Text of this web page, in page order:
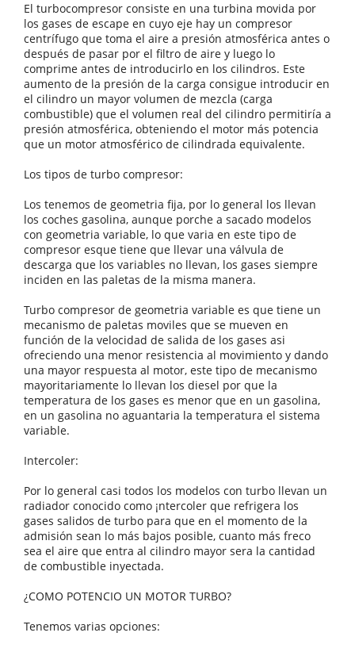
El turbocompresor consiste en una turbina movida por
los gases de escape en cuyo eje hay un compresor
centrífugo que toma el aire a presión atmosférica antes o
después de pasar por el filtro de aire y luego lo
comprime antes de introducirlo en los cilindros. Este
aumento de la presión de la carga consigue introducir en
el cilindro un mayor volumen de mezcla (carga
combustible) que el volumen real del cilindro permitiría a
presión atmosférica, obteniendo el motor más potencia
que un motor atmosférico de cilindrada equivalente.
Los tipos de turbo compresor:
Los tenemos de geometria fija, por lo general los llevan
los coches gasolina, aunque porche a sacado modelos
con geometria variable, lo que varia en este tipo de
compresor esque tiene que llevar una válvula de
descarga que los variables no llevan, los gases siempre
inciden en las paletas de la misma manera.
Turbo compresor de geometria variable es que tiene un
mecanismo de paletas moviles que se mueven en
función de la velocidad de salida de los gases asi
ofreciendo una menor resistencia al movimiento y dando
una mayor respuesta al motor, este tipo de mecanismo
mayoritariamente lo llevan los diesel por que la
temperatura de los gases es menor que en un gasolina,
en un gasolina no aguantaria la temperatura el sistema
variable.
Intercoler:
Por lo general casi todos los modelos con turbo llevan un
radiador conocido como ¡ntercoler que refrigera los
gases salidos de turbo para que en el momento de la
admisión sean lo más bajos posible, cuanto más freco
sea el aire que entra al cilindro mayor sera la cantidad
de combustible inyectada.
¿COMO POTENCIO UN MOTOR TURBO?
Tenemos varias opciones: